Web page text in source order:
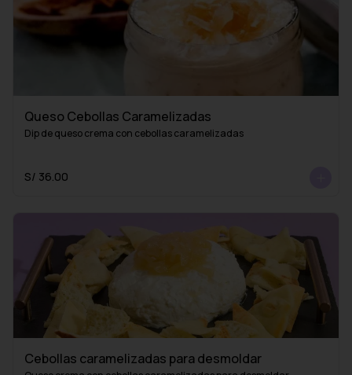
Queso Cebollas Caramelizadas
Dip de queso crema con cebollas caramelizadas
S/ 36.00
Cebollas caramelizadas para desmoldar